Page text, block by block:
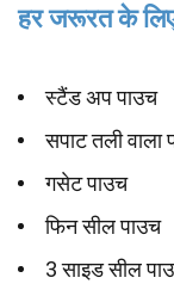
हर जरूरत के
स्टैंड अप पाउच
सपाट तली वाला
गसेट पाउच
फिन सील पाउच
3 साइड सील